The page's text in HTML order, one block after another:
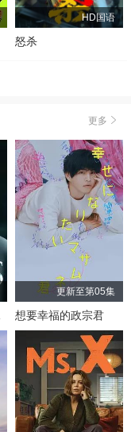
HD国语
怒杀
更多
更新至第05集
想要幸福的政宗君